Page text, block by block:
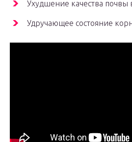
Ухудшение качества почвы
Удручающее состояние